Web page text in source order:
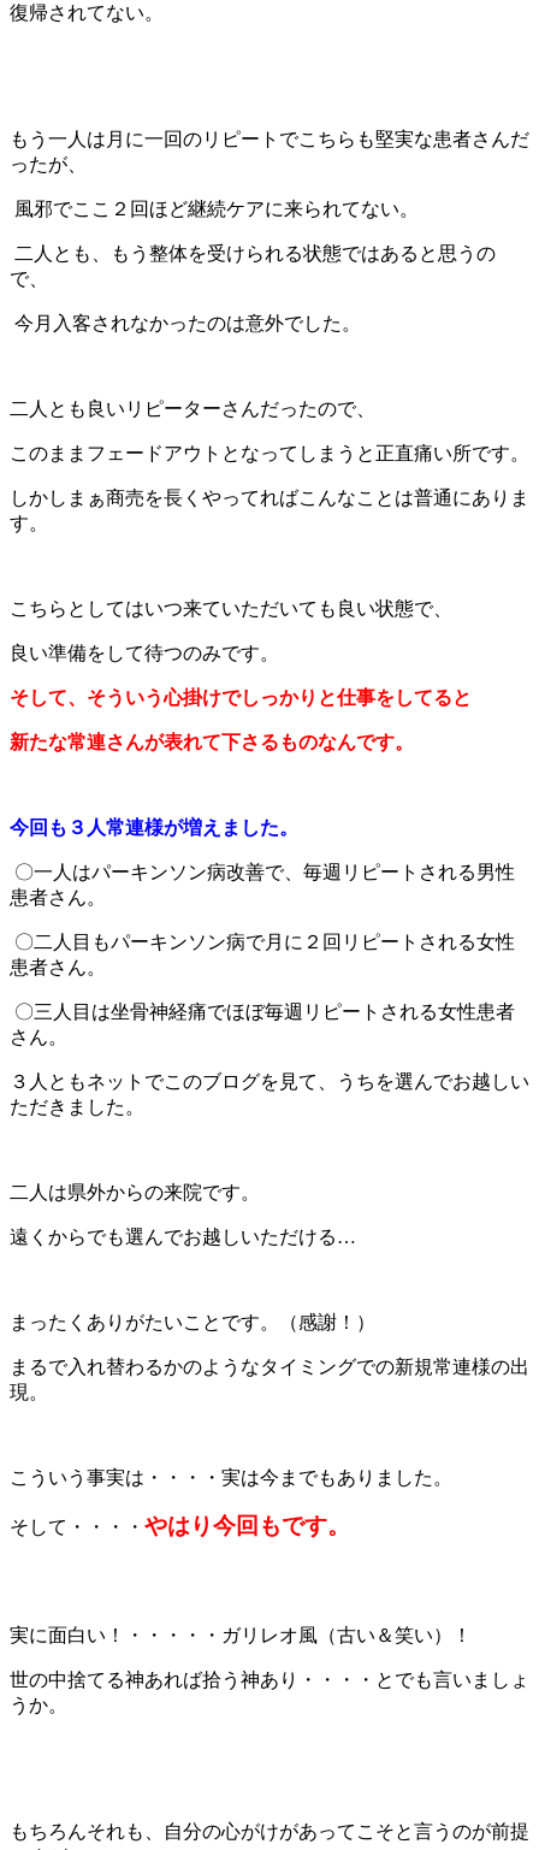
復帰されてない。
もう一人は月に一回のリピートでこちらも堅実な患者さんだ
ったが、
風邪でここ２回ほど継続ケアに来られてない。
二人とも、もう整体を受けられる状態ではあると思うの
で、
今月入客されなかったのは意外でした。
二人とも良いリピーターさんだったので、
このままフェードアウトとなってしまうと正直痛い所です。
しかしまぁ商売を長くやってればこんなことは普通にありま
す。
こちらとしてはいつ来ていただいても良い状態で、
良い準備をして待つのみです。
そして、そういう心掛けでしっかりと仕事をしてると
新たな常連さんが表れて下さるものなんです。
今回も３人常連様が増えました。
〇一人はパーキンソン病改善で、毎週リピートされる男性
患者さん。
〇二人目もパーキンソン病で月に２回リピートされる女性
患者さん。
〇三人目は坐骨神経痛でほぼ毎週リピートされる女性患者
さん。
３人ともネットでこのブログを見て、うちを選んでお越しい
ただきました。
二人は県外からの来院です。
遠くからでも選んでお越しいただける…
まったくありがたいことです。（感謝！）
まるで入れ替わるかのようなタイミングでの新規常連様の出
現。
こういう事実は・・・・実は今までもありました。
そして・・・・ やはり今回もです。
実に面白い！・・・・・ガリレオ風（古い＆笑い）！
世の中捨てる神あれば拾う神あり・・・・とでも言いましょ
うか。
もちろんそれも、自分の心がけがあってこそと言うのが前提